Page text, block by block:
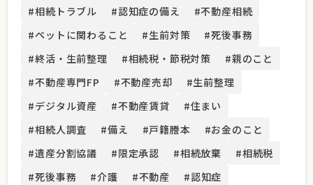
#相続トラブル
#認知症の備え
#不動産相続
#ペットに関わること
#生前対策
#死後事務
#終活・生前整理
#相続税・節税対策
#親のこと
#不動産専門FP
#不動産売却
#生前整理
#デジタル資産
#不動産賃貸
#住まい
#相続人調査
#備え #戸籍謄本
#お金のこと
#遺産分割協議
#限定承認 #相続放棄
#相続税
#死後事務
#介護 #不動産
#認知症